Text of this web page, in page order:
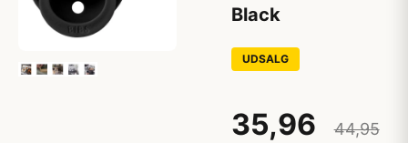
Black
UDSALG
35,96
44,95